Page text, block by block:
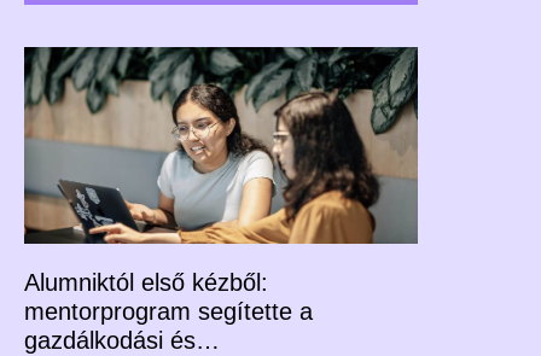
komplex kapacitásbővítésén
jelentős hatással van arra, hogy
hogyan fog kinézni Budapest
repülőtere az elkövetkező
évtizedekben. A közelmúltban
végzett a Corvinus Executive MBA
programján. A képzéssel
kapcsolatos tapasztalatairól is
mesélt nekünk, illetve arról, hogy
hogyan fejlesztette vezetői
MBA programja.
Alumniktól első kézből:
mentorprogram segítette a
gazdálkodási és